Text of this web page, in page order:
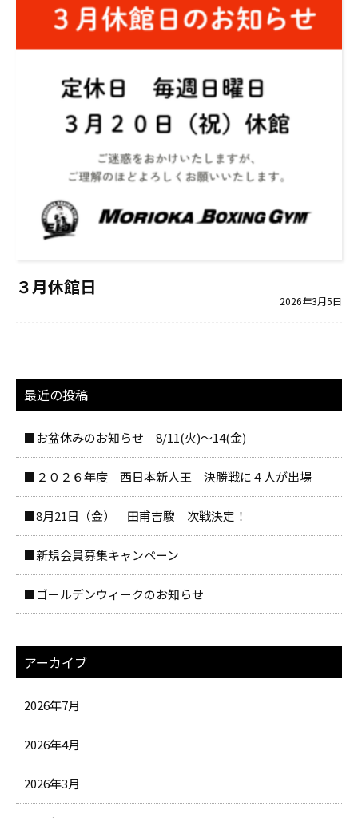
３月休館日
2026年3月5日
最近の投稿
■お盆休みのお知らせ 8/11(火)～14(金)
■２０２６年度 西日本新人王 決勝戦に４人が出場
■8月21日（金） 田甫吉駿 次戦決定！
■新規会員募集キャンペーン
■ゴールデンウィークのお知らせ
アーカイブ
2026年7月
2026年4月
2026年3月